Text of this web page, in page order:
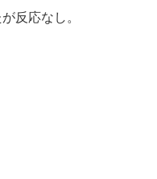
反応なし。